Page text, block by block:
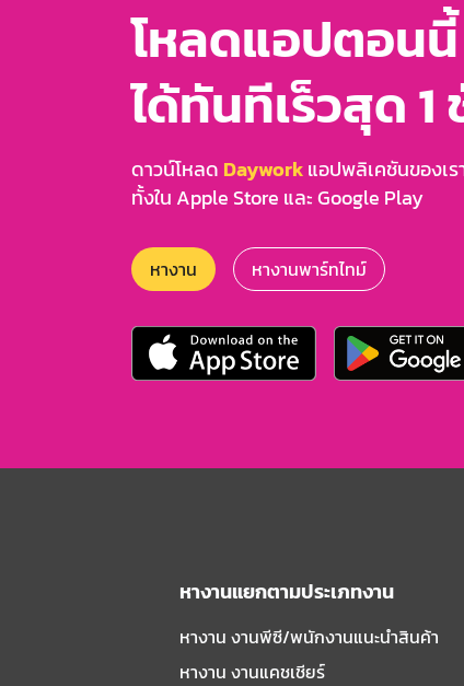
โหลดแอปตอน
ได้ทันทีเร็วสุด 1
ดาวน์โหลด Dayworkแอปพลิเคชันของเ
ทั้งใน Apple Store และ Google Play
หางาน หางานพาร์ทไทม์
หางานแยกตามประเภทงาน
หางาน งานพีซี/พนักงานแนะนําสินค้า
หางาน งานแคชเชียร์